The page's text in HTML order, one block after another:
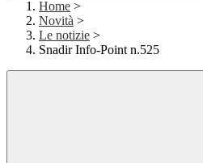
Home >
Novità >
Le notizie >
Snadir Info-Point n.525